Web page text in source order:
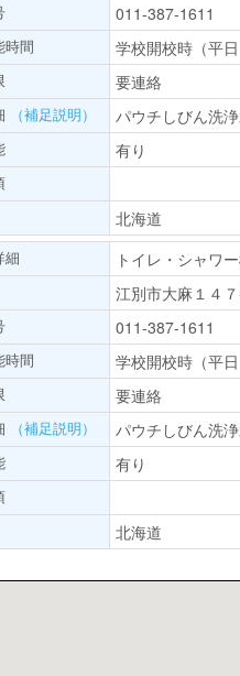
011-387-1611
時間 学校開校時（平
要連絡
（補足説明） パウチしびん洗
有り
北海道
細
トイレ・シャワ
江別市大麻１４
011-387-1611
時間 学校開校時（平
要連絡
（補足説明） パウチしびん洗
有り
北海道